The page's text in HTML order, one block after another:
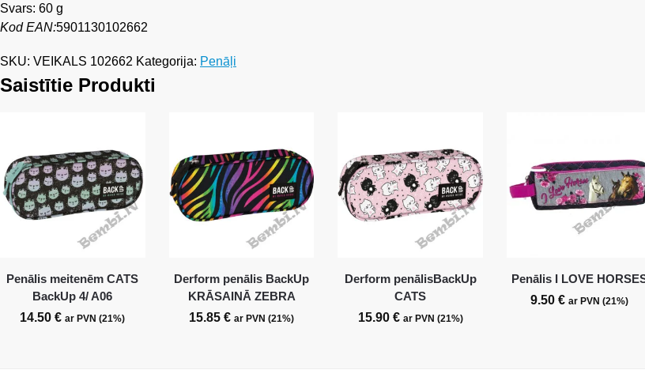
Svars: 60 g
Kod EAN:5901130102662
SKU: VEIKALS 102662 Kategorija: Penāļi
Saistītie Produkti
Penālis meitenēm CATS
BackUp 4/ A06
14.50€ ar PVN (21%)
Derform penālis BackUp
KRĀSAINĀ ZEBRA
15.85€ ar PVN (21%)
Derform penālisBackUp
CATS
15.90 € ar PVN (21%)
Penālis I LOVE
9.50 € ar PVN (21%)